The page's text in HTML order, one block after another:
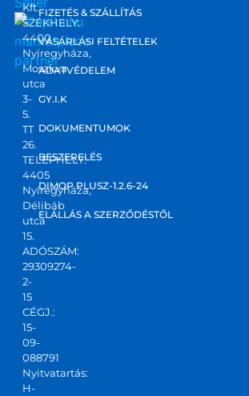
marketplace
partner
Kft.
SZÉKHELY:
4400
Nyíregyháza,
Moszkva
utca
3-
5.
TT
26.
TELEPHELY:
4405
Nyíregyháza,
Délibáb
utca
15.
ADÓSZÁM:
29309274-
2-
15
CÉGJ.:
15-
09-
088791
Nyitvatartás:
H-
FIZETÉS & SZÁLLÍTÁS
VÁSÁRLÁSI FELTÉTELEK
ADATVÉDELEM
GY.I.K
DOKUMENTUMOK
BESZERELÉS
DIMOP PLUSZ-1.2.6-24
ELÁLLÁS A SZERZŐDÉSTŐL